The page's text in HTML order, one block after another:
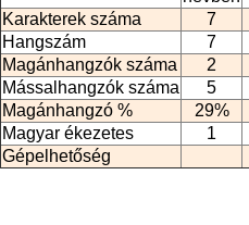
Karakterek száma
7
Hangszám
7
Magánhangzók száma
2
Mássalhangzók száma
5
Magánhangzó %
29%
Magyar ékezetes
1
Gépelhetőség